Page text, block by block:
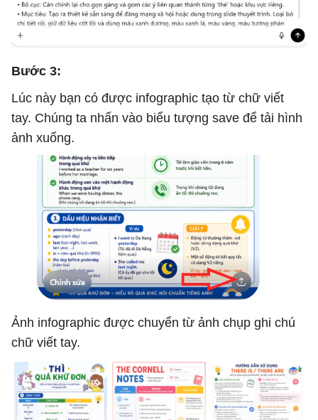
Bước 3:
Lúc này bạn có được infographic tạo từ chữ viết
tay. Chúng ta nhấn vào biểu tượng save để tải hình
ảnh xuống.
Ảnh infographic được chuyển từ ảnh chụp ghi chú
chữ viết tay.